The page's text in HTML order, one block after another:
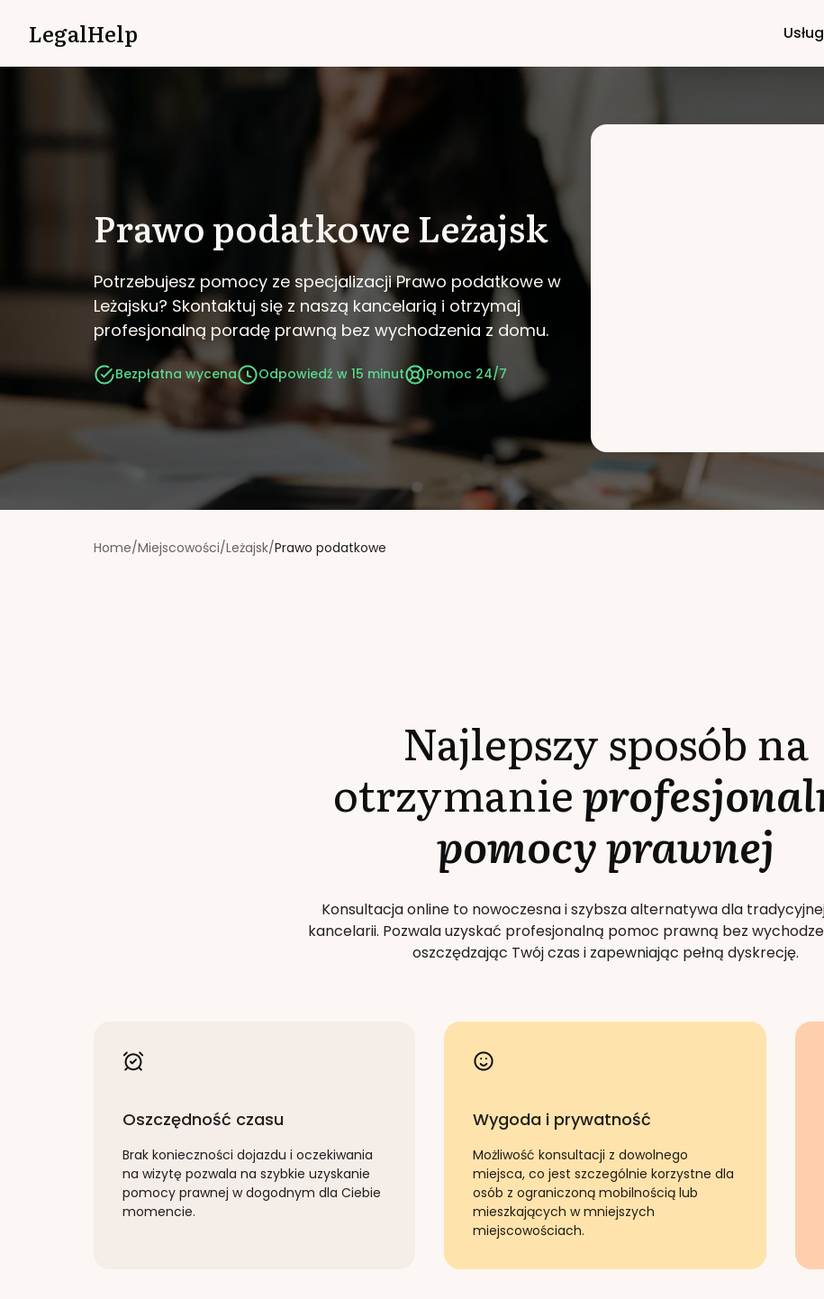
LegalHelp
Prawo podatkoweLeżajsk
Potrzebujesz pomocy ze specjalizacji Prawo podatkowe w
Leżajsku? Skontaktuj się z naszą kancelarią i otrzymaj
profesjonalną poradę prawną bez wychodzenia z domu.
Bezpłatna wycena Odpowiedź w 15 minut Pomoc 24/7
Home/Miejscowości/Leżajsk/Prawo podatkowe
Najlepszy sposób na
otrzymanie
pomocy prawnej
Konsultacja online to nowoczesna i szybsza alternatywa dla
kancelarii. Pozwala uzyskać profesjonalną pomoc prawną bez
oszczędzając Twój czas i zapewniając pełną dyskrecję.
Oszczędność czasu
Brak konieczności dojazdu i oczekiwania
na wizytę pozwala na szybkie uzyskanie
pomocy prawnej w dogodnym dla Ciebie
momencie.
Wygoda i prywatność
Możliwość konsultacji z dowolnego
miejsca, co jest szczególnie korzystne dla
osób z ograniczoną mobilnością lub
mieszkających w mniejszych
miejscowościach.